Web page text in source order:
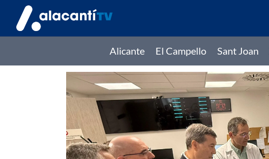
Alicante El Campello Sant Joan